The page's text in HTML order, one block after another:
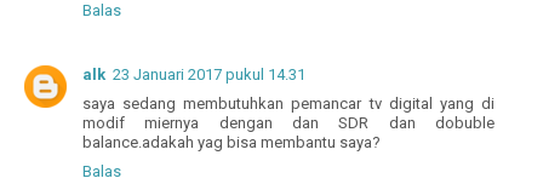
Balas
alk 23 Januari 2017 pukul 14.31
saya sedang membutuhkan pemancar tv digital yang di
modif miernya dengan dan SDR dan dobuble
balance.adakah yag bisa membantu saya?
Balas